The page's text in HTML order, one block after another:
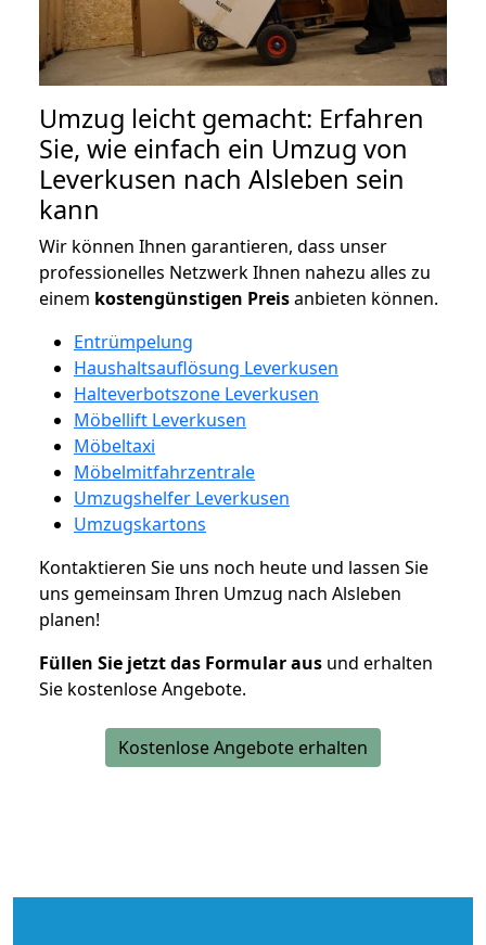
Umzug leicht gemacht: Erfahren
Sie, wie einfach ein Umzug von
Leverkusen nach Alsleben sein
kann
Wir können Ihnen garantieren, dass unser
professionelles Netzwerk Ihnen nahezu alles zu
einem kostengünstigen Preisanbieten können.
Entrümpelung
Haushaltsauflösung Leverkusen
Halteverbotszone Leverkusen
Möbellift Leverkusen
Möbeltaxi
Möbelmitfahrzentrale
Umzugshelfer Leverkusen
Umzugskartons
Kontaktieren Sie uns noch heute und lassen Sie
uns gemeinsam Ihren Umzug nach Alsleben
planen!
Füllen Sie jetzt das Formular aus und erhalten
Sie kostenlose Angebote.
Kostenlose Angebote erhalten